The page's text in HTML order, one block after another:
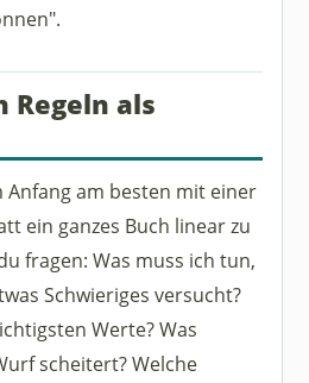
Regeln als
Anfang am besten mit einer
ein ganzes Buch linear zu
fragen: Was muss ich tun,
Schwieriges versucht?
Werte? Was
scheitert? Welche